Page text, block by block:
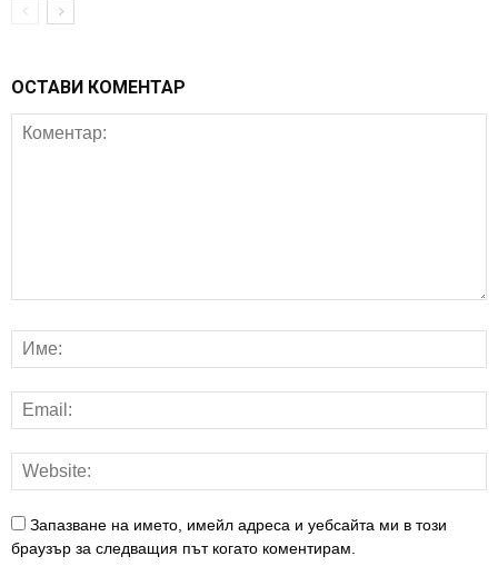
ОСТАВИ КОМЕНТАР
Запазване на името, имейл адреса и уебсайта ми в този
браузър за следващия път когато коментирам.